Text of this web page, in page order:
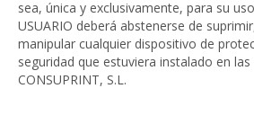
sea, única y exclusivamente, para su
USUARIO deberá abstenerse de
manipular cualquier dispositivo de
seguridad que estuviera instalado en las
CONSUPRINT, S.L.